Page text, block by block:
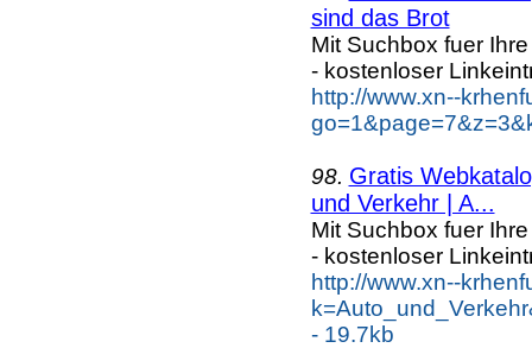
sind das Brot
Mit Suchbox fuer
- kostenloser
http://www.xn--
98. Gratis
und Verkehr | A...
Mit Suchbox fuer
- kostenloser
http://www.xn--
- 19.7kb